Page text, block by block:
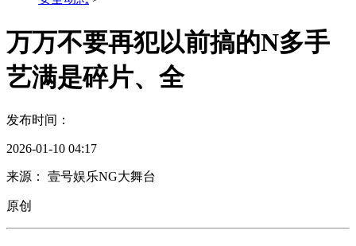
万万不要再犯以前搞的N多手
艺满是碎片、全
发布时间：
2026-01-10 04:17
来源： 壹号娱乐NG大舞台
原创